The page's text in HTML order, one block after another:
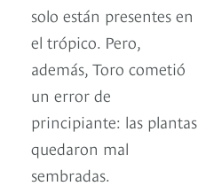
solo están presentes en
el trópico. Pero,
además, Toro cometió
un error de
principiante: las plantas
quedaron mal
sembradas.